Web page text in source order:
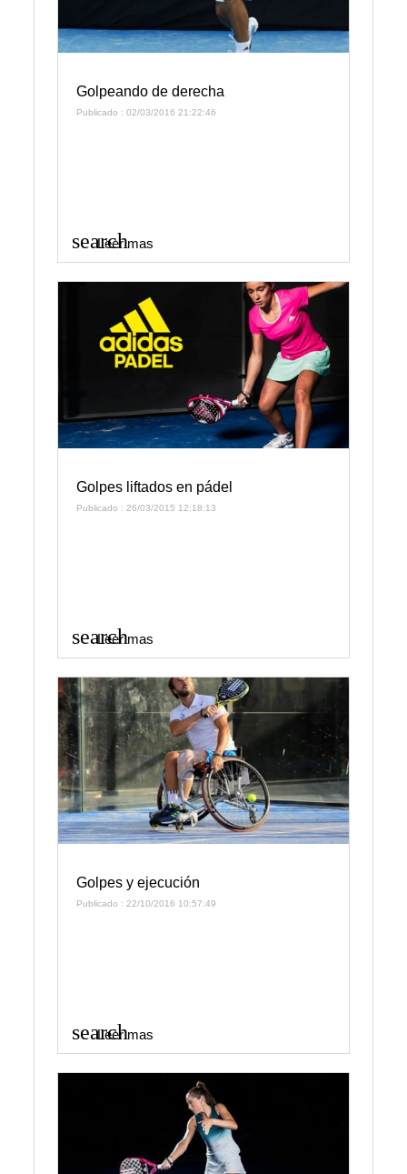
Golpeando de derecha
Publicado : 02/03/2016 21:22:46
search
Leer mas
Golpes liftados en pádel
Publicado : 26/03/2015 12:18:13
search
Leer mas
Golpes y ejecución
Publicado : 22/10/2016 10:57:49
search
Leer mas